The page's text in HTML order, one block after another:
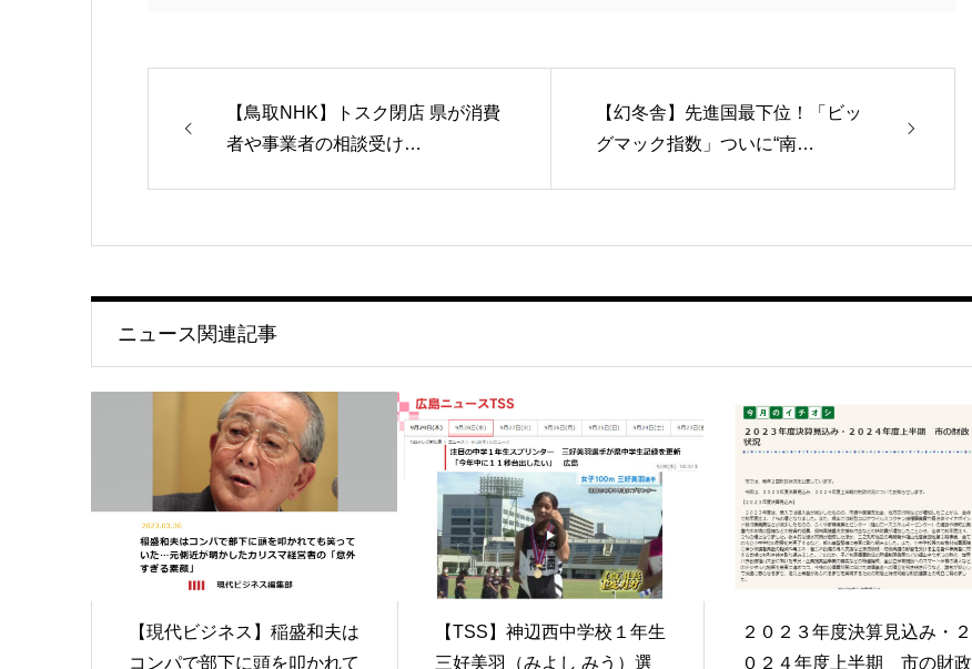
【鳥取NHK】トスク閉店 県が消費
者や事業者の相談受け…
【幻冬舎】先進国最下位！「ビッ
グマック指数」ついに“南…
ニュース関連記事
【現代ビジネス】稲盛和夫は
コンパで部下に頭を叩かれて
【TSS】神辺西中学校１年生
三好美羽（みよし みう）選
２０２３年度決算見込み・２
０２４年度上半期 市の財政